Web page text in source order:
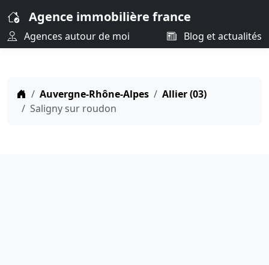
Agence immobilière france
Agences autour de moi Blog et actualités
Auvergne-Rhône-Alpes
Allier (03)
Saligny sur roudon